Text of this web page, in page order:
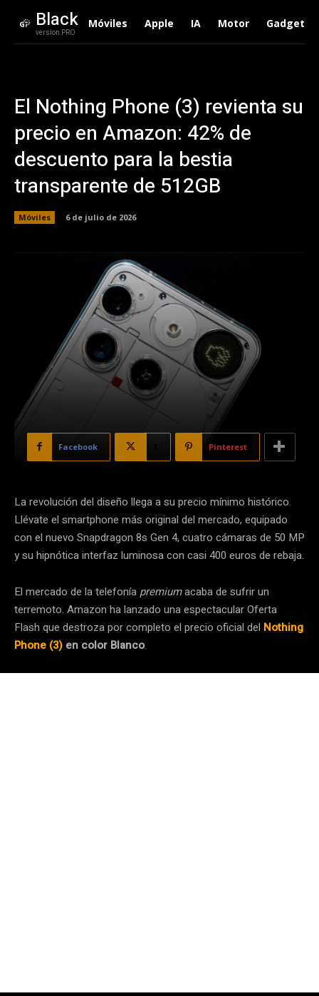
Black
version PRO
Móviles Apple IA Motor Gadgets
El Nothing Phone (3) revienta su
precio en Amazon: 42% de
descuento para la bestia
transparente de 512GB
Móviles 6 de julio de 2026
Facebook Pinterest
La revolución del diseño llega a su precio mínimo histórico.
Llévate el smartphone más original del mercado, equipado
con el nuevo Snapdragon 8s Gen 4, cuatro cámaras de 50 MP
y su hipnótica interfaz luminosa con casi 400 euros de rebaja.
El mercado de la telefonía premiumacaba de sufrir un
terremoto. Amazon ha lanzado una espectacular Oferta
Flash que destroza por completo el precio oficial del Nothing
Phone (3) en color Blanco.